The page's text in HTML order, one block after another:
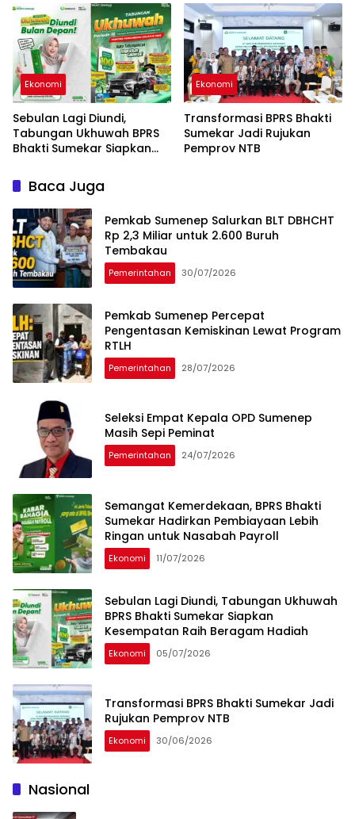
Nasabah Payroll
Ekonomi
Sebulan Lagi Diundi,
Tabungan Ukhuwah BPRS
Bhakti Sumekar Siapkan
Beragam Hadiah
Ekonomi
Transformasi BPRS Bhakti
Sumekar Jadi Rujukan
Pemprov NTB
Baca Juga
Pemkab Sumenep Salurkan BLT DBHCHT
Rp 2,3 Miliar untuk 2.600 Buruh
Tembakau
Pemerintahan 30/07/2026
Pemkab Sumenep Percepat
Pengentasan Kemiskinan Lewat Program
RTLH
Pemerintahan 28/07/2026
Seleksi Empat Kepala OPD Sumenep
Masih Sepi Peminat
Pemerintahan 24/07/2026
Semangat Kemerdekaan, BPRS Bhakti
Sumekar Hadirkan Pembiayaan Lebih
Ringan untuk Nasabah Payroll
Ekonomi 11/07/2026
Sebulan Lagi Diundi, Tabungan Ukhuwah
BPRS Bhakti Sumekar Siapkan
Kesempatan Raih Beragam Hadiah
Ekonomi 05/07/2026
Transformasi BPRS Bhakti Sumekar Jadi
Rujukan Pemprov NTB
Ekonomi 30/06/2026
Nasional